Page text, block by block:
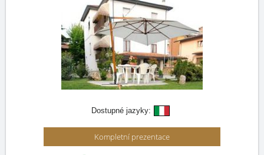
Dostupné jazyky:
Kompletní prezentace